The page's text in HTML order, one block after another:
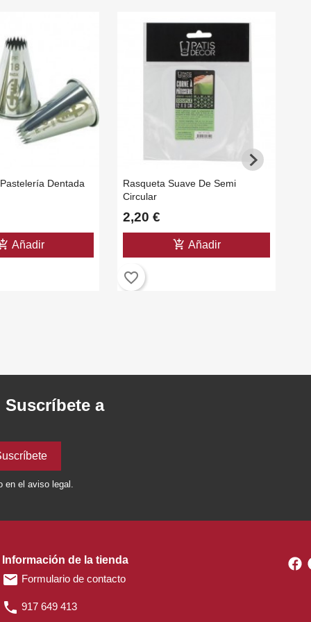
Dentada
Añadir
Rasqueta Suave De Semi
Circular
2,20 €
add_shopping_cart Añadir
favorite_border
Suscríbete a
en el aviso legal.
Información de la tienda
email Formulario de contacto
phone 917 649 413